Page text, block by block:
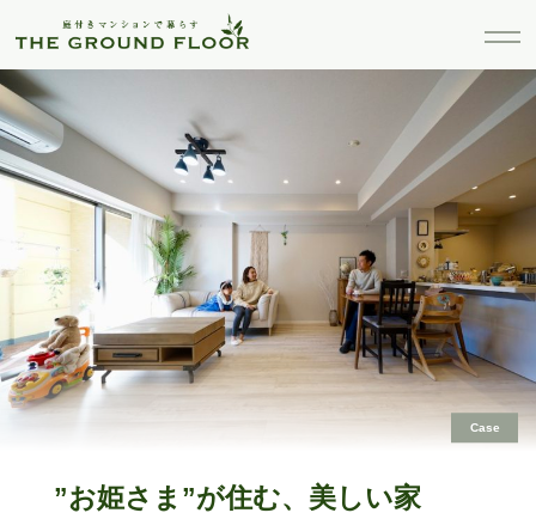
”お姫さま”が住む、美しい家
Case